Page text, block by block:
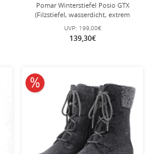
Pomar Winterstiefel Posio GTX
(Filzstiefel, wasserdicht, extrem
warm) sandbraun Damen
UVP: 199,00€
139,30€
10% reduziert